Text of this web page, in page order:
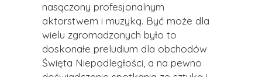
nasączony profesjonalnym
aktorstwem i muzyką. Być może dla
wielu zgromadzonych było to
doskonałe preludium dla obchodów
Święta Niepodległości, a na pewno